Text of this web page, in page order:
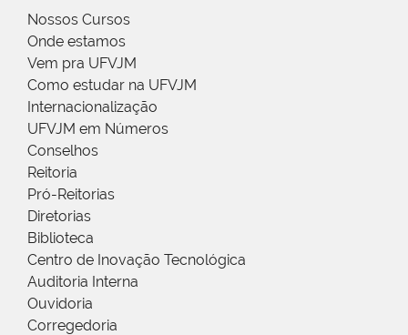
Nossos Cursos
Onde estamos
Vem pra UFVJM
Como estudar na UFVJM
Internacionalização
UFVJM em Números
Conselhos
Reitoria
Pró-Reitorias
Diretorias
Biblioteca
Centro de Inovação Tecnológica
Auditoria Interna
Ouvidoria
Corregedoria